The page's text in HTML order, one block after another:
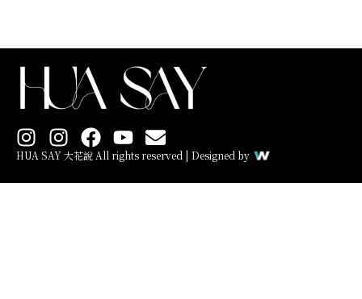
I
n
s
I
n
s
F
a
c
Y
o
u
E
n
v
HUA SAY 大花說 All rights reserved | Designed by